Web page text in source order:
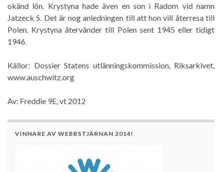
okänd lön. Krystyna hade även en son i Radom vid namn
Jatzeck S. Det är nog anledningen till att hon vill återresa till
Polen. Krystyna återvänder till Polen sent 1945 eller tidigt
1946.
Källor: Dossier Statens utlänningskommission, Riksarkivet,
www.auschwitz.org
Av: Freddie 9E, vt 2012
VINNARE AV WEBBSTJÄRNAN 2014!